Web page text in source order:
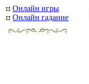
:: Онлайн игры
:: Онлайн гадание